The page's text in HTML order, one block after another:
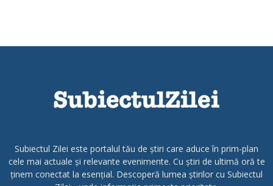
Subiectul Zilei este portalul tău de știri care aduce în prim-plan
cele mai actuale și relevante evenimente. Cu știri de ultimă oră te
ținem conectat la esențial. Descoperă lumea știrilor cu Subiectul